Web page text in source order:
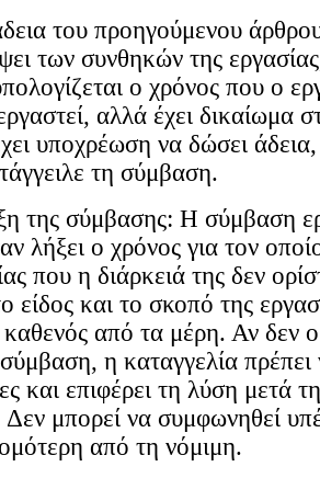
του προηγούμενου άρθρου
των συνθηκών της
ο χρόνος που ο
αλλά έχει δικαίωμα
υποχρέωση να δώσει
τη σύμβαση.
της σύμβασης: Η σύμβαση
λήξει ο χρόνος για τον
που η διάρκειά της δεν
είδος και το σκοπό της
από τα μέρη. Αν δεν
η καταγγελία πρέπει
και επιφέρει τη λύση μετά
Δεν μπορεί να συμφωνηθεί
από τη νόμιμη.